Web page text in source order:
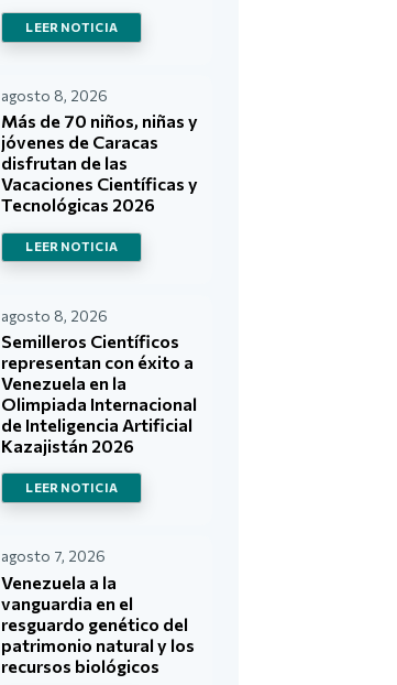
LEER NOTICIA
agosto 8, 2026
Más de 70 niños, niñas y
jóvenes de Caracas
disfrutan de las
Vacaciones Científicas y
Tecnológicas 2026
LEER NOTICIA
agosto 8, 2026
Semilleros Científicos
representan con éxito a
Venezuela en la
Olimpiada Internacional
de Inteligencia Artificial
Kazajistán 2026
LEER NOTICIA
agosto 7, 2026
Venezuela a la
vanguardia en el
resguardo genético del
patrimonio natural y los
recursos biológicos